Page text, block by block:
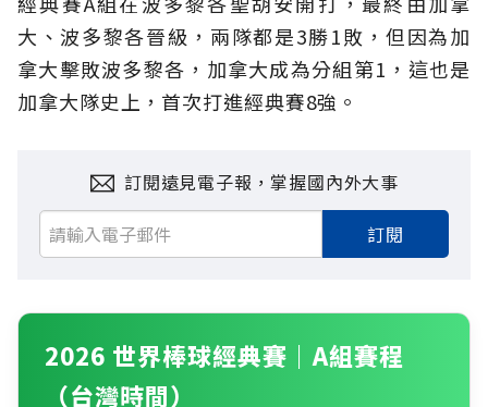
大、波多黎各晉級，兩隊都是3勝1敗，但因為加
拿大擊敗波多黎各，加拿大成為分組第1，這也是
加拿大隊史上，首次打進經典賽8強。
訂閱遠見電子報，掌握國內外大事
訂閱
2026 世界棒球經典賽｜A組賽程
（台灣時間）